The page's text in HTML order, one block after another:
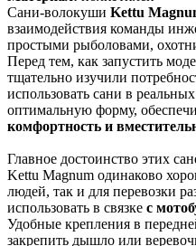
Сани-волокуши Kettu
взаимодействия команды
простыми рыболовами,
Перед тем, как запустить
тщательно изучили
использовать сани в
оптимальную форму,
комфортность и
Главное достоинство этих
Kettu Magnum одинаково
людей, так и для перевозки
использовать в связке с
Удобные крепления в
закрепить дышло или